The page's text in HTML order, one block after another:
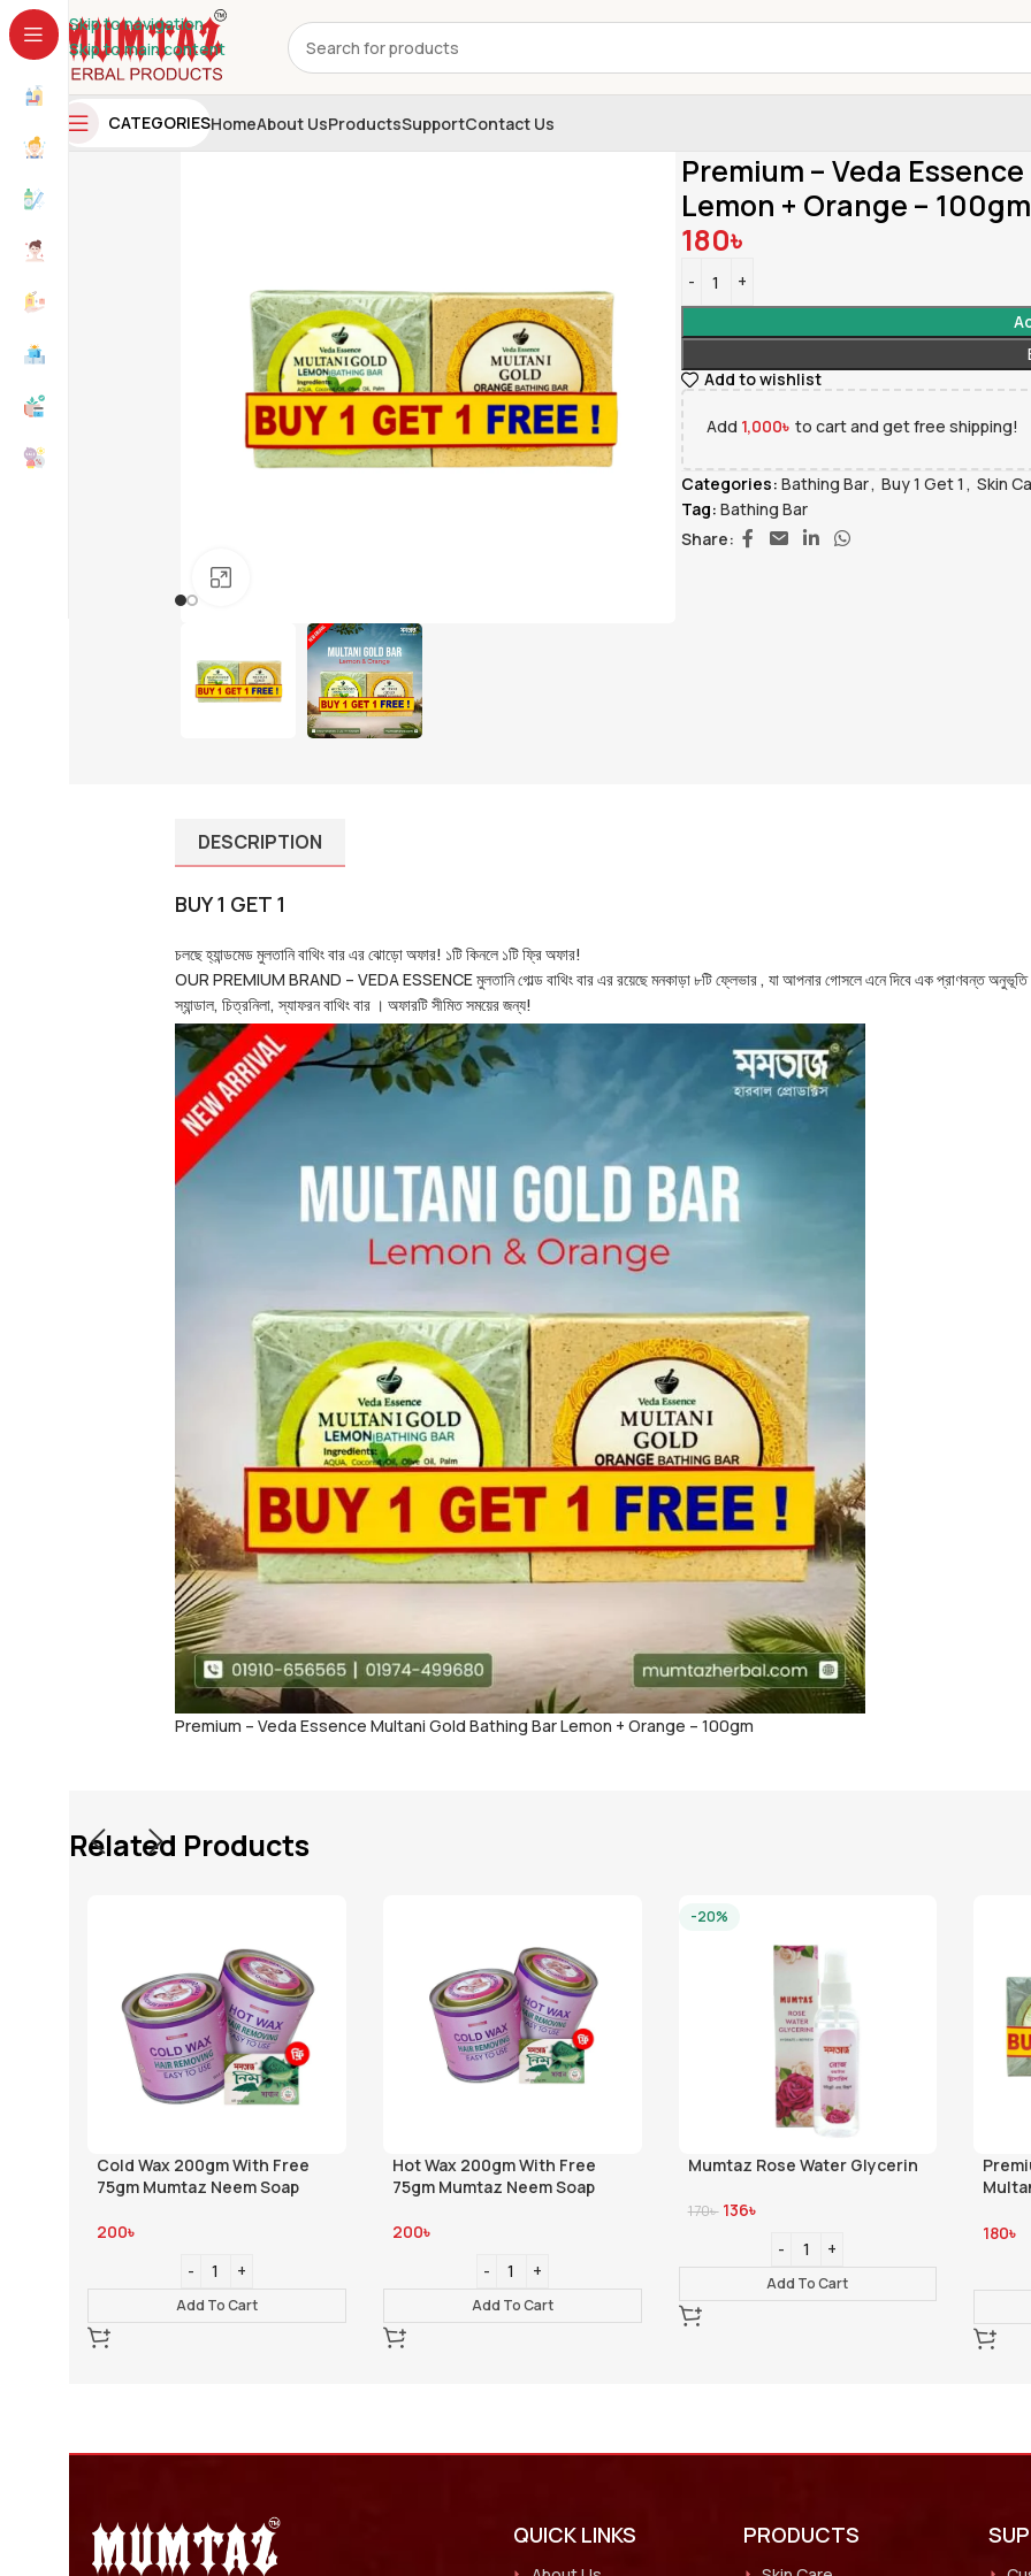
Skip to navigation
Skip to main content
Dealership Form
CATEGORIESHomeAbout UsProductsSupportContact Us
Premium – Veda
Lemon + Orange – 100gm
180৳
Add to wishlist
Add 1,000৳ to cart and get free shipping!
Categories: Bathing Bar, Buy 1 Get 1 , Skin
Tag: Bathing Bar
Share:
DESCRIPTION
BUY 1 GET 1
চলছে হ্যান্ডমেড মুলতানি বাথিং বার এর ঝোড়ো অফার! ১টি কিনলে ১টি ফ্রি অফার!
OUR PREMIUM BRAND – VEDA ESSENCE মুলতানি গোল্ড বাথিং বার এর রয়েছে মনকাড়া ৮টি ফ্লেভার , যা আপনার গোসলে এনে দিবে এক প্রাণবন্ত অনুভূতি
স্যান্ডাল, চিত্রনিলা, স্যাফরন বাথিং বার । অফারটি সীমিত সময়ের জন্য!
Premium – Veda Essence Multani Gold Bathing Bar Lemon + Orange – 100gm
Related Products
Hot Wax 200gm With Free
75gm Mumtaz Neem Soap
200৳
Add To Cart
Mumtaz Rose Water Glycerin
Add To Cart
Premium – Veda Essence
100gm- Tea Tree Saffron
Add To Cart
190৳
QUICK LINKS PRODUCTS